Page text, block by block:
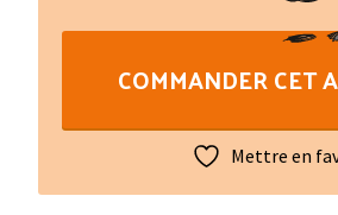
Grimal
CançonsCOMMANDER CET
Mettre en